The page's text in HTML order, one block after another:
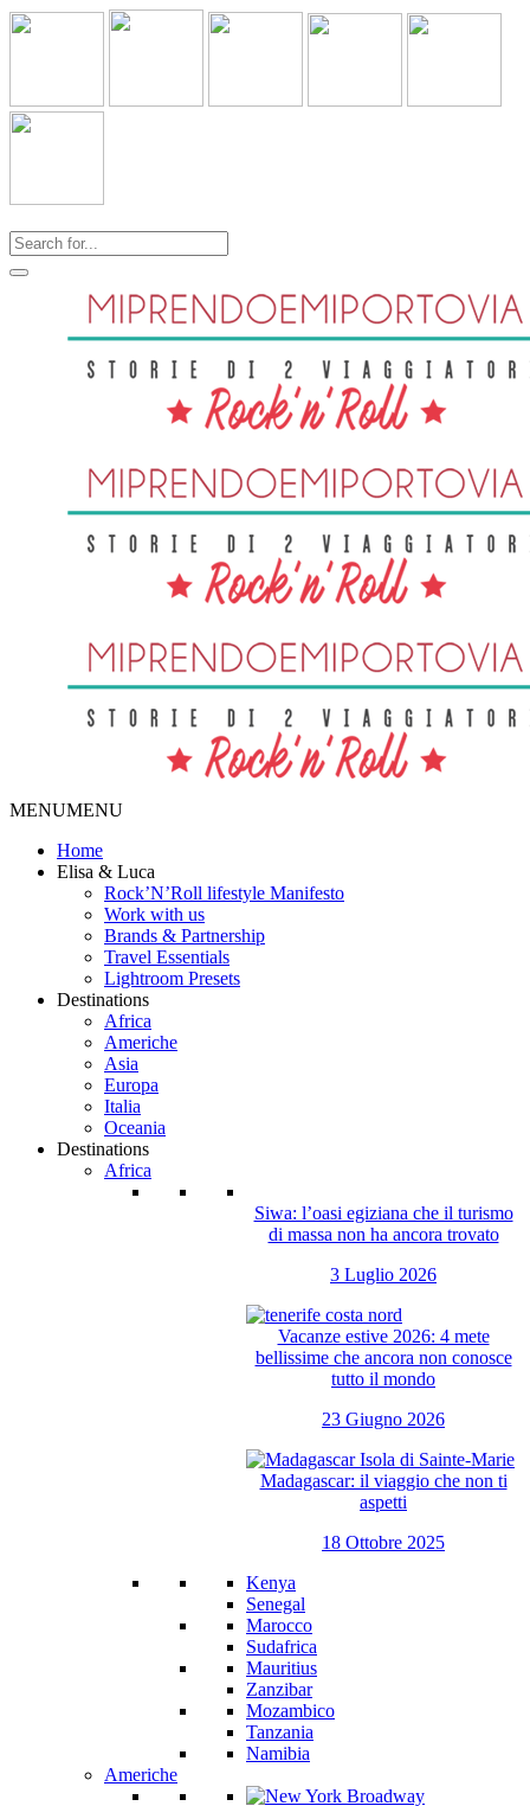
MENUMENU
Home
Elisa & Luca
Rock’N’Roll lifestyle Manifesto
Work with us
Brands & Partnership
Travel Essentials
Lightroom Presets
Destinations
Africa
Americhe
Asia
Europa
Italia
Oceania
Destinations
Africa
Siwa: l’oasi egiziana che il turismo
di massa non ha ancora trovato
3 Luglio 2026
Vacanze estive 2026: 4 mete
bellissime che ancora non conosce
tutto il mondo
23 Giugno 2026
Madagascar: il viaggio che non ti
aspetti
18 Ottobre 2025
Kenya
Senegal
Marocco
Sudafrica
Mauritius
Zanzibar
Mozambico
Tanzania
Namibia
Americhe